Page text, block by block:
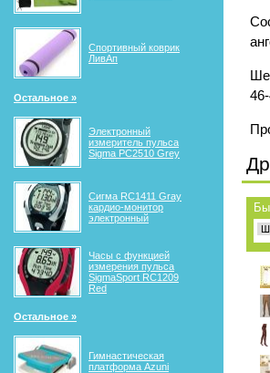
Спортивный коврик
ЛивАп
Остальное »
Электронный
измеритель пульса
Sigma PC2510 Grey
Сигма RС1411 Gray
кардио-монитор
электронный
Часы с функцией
измерения пульса
SigmaSport RC1209
Red
Остальное »
Гимнастическая
платформа Azuni